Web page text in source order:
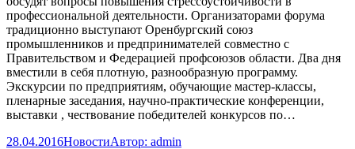
профессиональной деятельности. Организаторами форума
традиционно выступают Оренбургский союз
промышленников и предпринимателей совместно с
Правительством и Федерацией профсоюзов области. Два дня
вместили в себя плотную, разнообразную программу.
Экскурсии по предприятиям, обучающие мастер-классы,
пленарные заседания, научно-практические конференции,
выставки , чествование победителей конкурсов по…
28.04.2016НовостиАвтор: admin